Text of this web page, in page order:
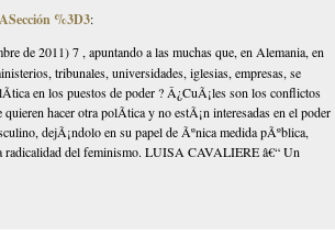
%3D3:
de 2011) 7 , apuntando a las muchas que, en Alemania, en
tribunales, universidades, iglesias, empresas, se
en los puestos de poder ? Â¿CuÃ¡les son los conflictos
hacer otra polÃ­tica y no estÃ¡n interesadas en el poder
dejÃ¡ndolo en su papel de Ãºnica medida pÃºblica,
radicalidad del feminismo. LUISA CAVALIERE â€“ Un